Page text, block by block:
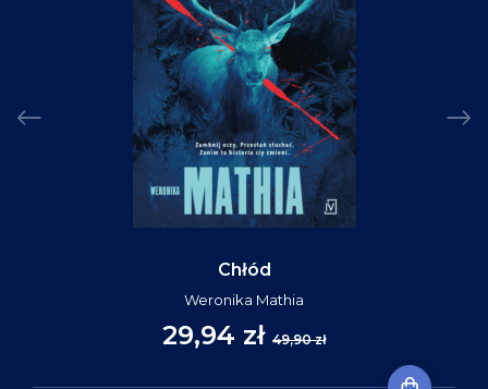
Chłód
Weronika Mathia
29,94 zł 49,90 zł